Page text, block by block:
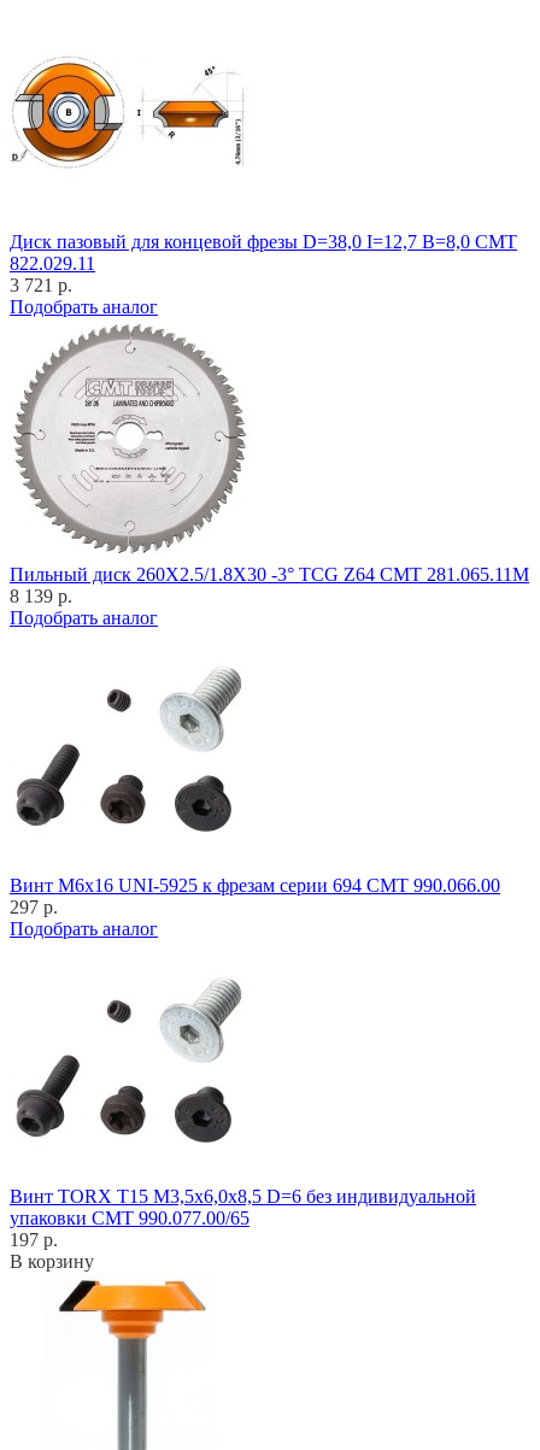
Диск пазовый для концевой фрезы D=38,0 I=12,7 B=8,0 CMT
822.029.11
3 721 р.
Подобрать аналог
Пильный диск 260X2.5/1.8X30 -3° TCG Z64 CMT 281.065.11M
8 139 р.
Подобрать аналог
Винт M6x16 UNI-5925 к фрезам серии 694 CMT 990.066.00
297 р.
Подобрать аналог
Винт TORX T15 M3,5x6,0x8,5 D=6 без индивидуальной
упаковки CMT 990.077.00/65
197 р.
В корзину